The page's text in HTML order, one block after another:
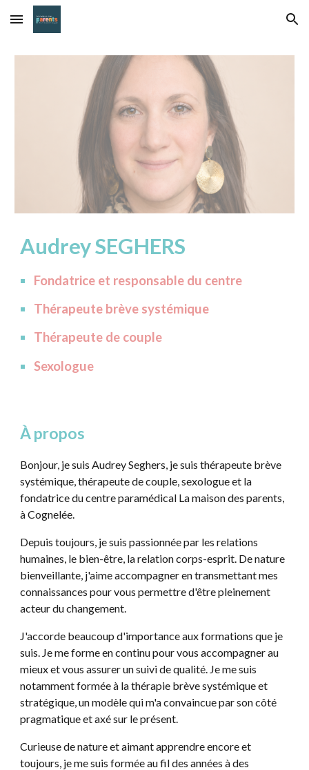
Skip to main content Skip to navigation
Audrey SEGHERS
Fondatrice et responsable du centre
Thérapeute brève systémique
Thérapeute de couple
Sexologue
À propos
Bonjour, je suis Audrey Seghers, je suis thérapeute brève
systémique, thérapeute de couple, sexologue et la
fondatrice du centre paramédical La maison des parents,
à Cognelée.
Depuis toujours, je suis passionnée par les relations
humaines, le bien-être, la relation corps-esprit. De nature
bienveillante, j'aime accompagner en transmettant mes
connaissances pour vous permettre d'être pleinement
acteur du changement.
J'accorde beaucoup d'importance aux formations que je
suis. Je me forme en continu pour vous accompagner au
mieux et vous assurer un suivi de qualité. Je me suis
notamment formée à la thérapie brève systémique et
stratégique, un modèle qui m'a convaincue par son côté
pragmatique et axé sur le présent.
Curieuse de nature et aimant apprendre encore et
toujours, je me suis formée au fil des années à des